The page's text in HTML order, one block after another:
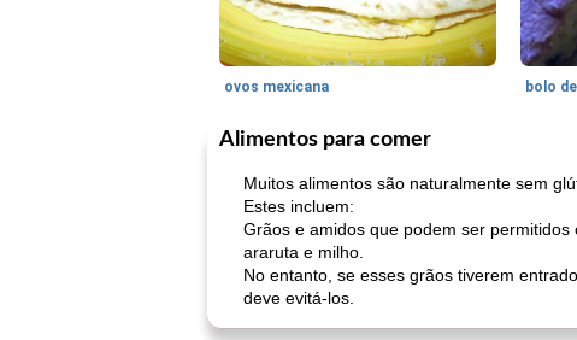
ovos mexicana bolo
Alimentos para comer
Muitos alimentos são naturalmente sem
Estes incluem:
Grãos e amidos que podem ser
araruta e milho.
No entanto, se esses grãos tiverem
deve evitá-los.